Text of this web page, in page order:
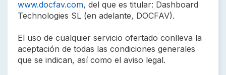
¿Eres un doctor?
www.docfav.com, del que es titular: Dashboard
Technologies SL (en adelante, DOCFAV).
El uso de cualquier servicio ofertado conlleva la
aceptación de todas las condiciones generales
que se indican, así como el aviso legal.